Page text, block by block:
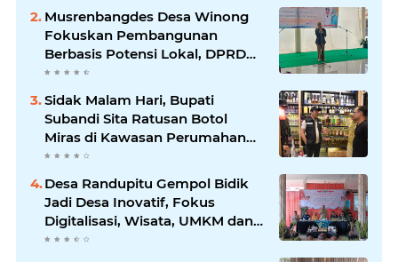
Musrenbangdes Desa Winong
Fokuskan Pembangunan
Berbasis Potensi Lokal, DPRD
Optimistis Meski Dihantam
Efisiensi Anggaran
Sidak Malam Hari, Bupati
Subandi Sita Ratusan Botol
Miras di Kawasan Perumahan
Sidoarjo
Desa Randupitu Gempol Bidik
Jadi Desa Inovatif, Fokus
Digitalisasi, Wisata, UMKM dan
Ketahanan Pangan